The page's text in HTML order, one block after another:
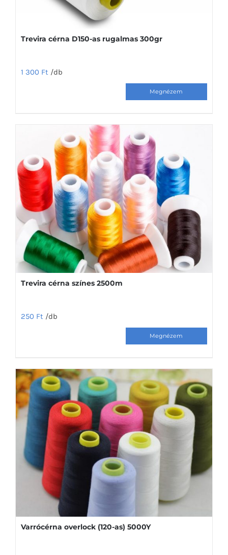
Trevira cérna D150-as rugalmas 300gr
1 300 Ft /db
van.
A
változatok
a
termékoldalon
választhatók
ki
Trevira cérna színes 2500m
250 Ft /db
több
variációja
van.
változatok
a
termékoldalon
választhatók
Varrócérna overlock (120-as) 5000Y